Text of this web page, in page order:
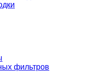
фильтров